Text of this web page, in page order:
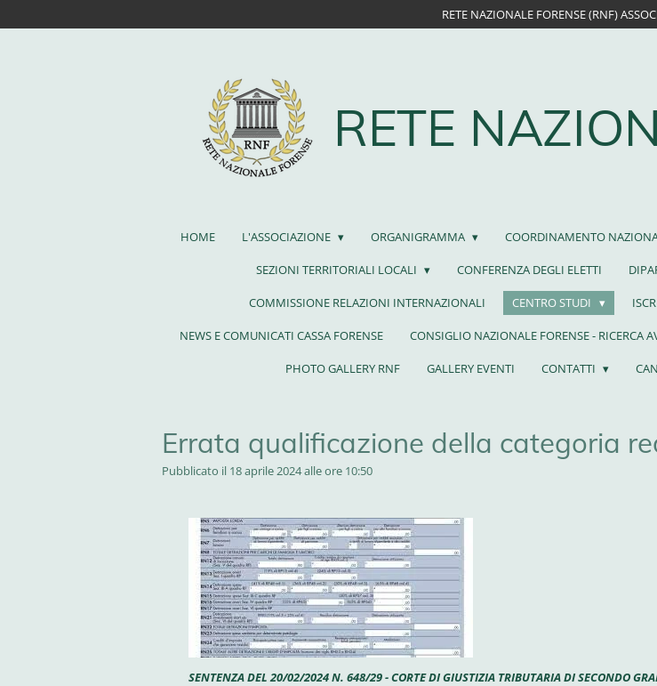
RETE NAZIONALE FORENSE (RNF)
RETE
HOME L'ASSOCIAZIONE ORGANIGRAMMA COORDINAMENTO
SEZIONI TERRITORIALI LOCALI CONFERENZA DEGLI ELETTI
COMMISSIONE RELAZIONI INTERNAZIONALI CENTRO STUDI
NEWS E COMUNICATI CASSA FORENSE CONSIGLIO NAZIONALE FORENSE - RICERCA
PHOTO GALLERY RNF GALLERY EVENTI CONTATTI
Errata qualificazione della categoria
Pubblicato il 18 aprile 2024 alle ore 10:50
SENTENZA DEL 20/02/2024 N. 648/29 - CORTE DI GIUSTIZIA TRIBUTARIA DI SECONDO